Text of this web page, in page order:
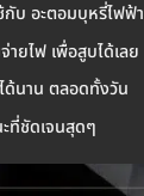
กับ อะตอมบุหรี่ไฟฟ้า
ายไฟ เพื่อสูบได้เลย
ด้นาน ตลอดทั้งวัน
ที่ชัดเจนสุดๆ